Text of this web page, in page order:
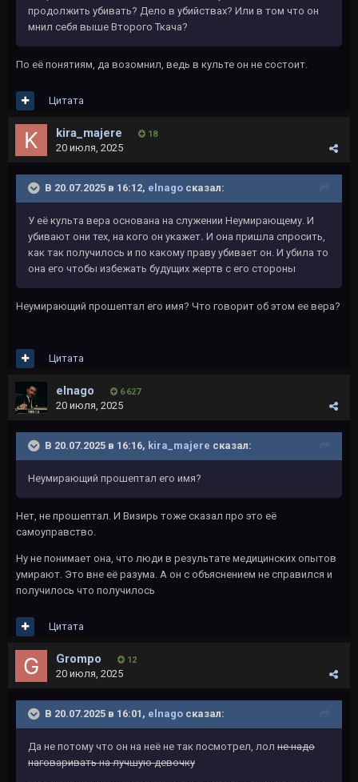
продолжить убивать? Дело в убийствах? Или в том что он
мнил себя выше Второго Ткача?
По её понятиям, да возомнил, ведь в культе он не состоит.
Цитата
kira_majere 18
20 июля, 2025
В 20.07.2025 в 16:12, elnago сказал:
У её культа вера основана на служении Неумирающему. И
убивают они тех, на кого он укажет. И она пришла спросить,
как так получилось и по какому праву убивает он. И убила то
она его чтобы избежать будущих жертв с его стороны
Неумирающий прошептал его имя? Что говорит об этом ее вера?
Цитата
elnago 6 627
20 июля, 2025
В 20.07.2025 в 16:16, kira_majere сказал:
Неумирающий прошептал его имя?
Нет, не прошептал. И Визирь тоже сказал про это её
самоуправство.
Ну не понимает она, что люди в результате медицинских опытов
умирают. Это вне её разума. А он с объяснением не справился и
получилось что получилось
Цитата
Grompo 12
20 июля, 2025
В 20.07.2025 в 16:01, elnago сказал:
Да не потому что он на неё не так посмотрел, лол не надо
наговаривать на лучшую девочку